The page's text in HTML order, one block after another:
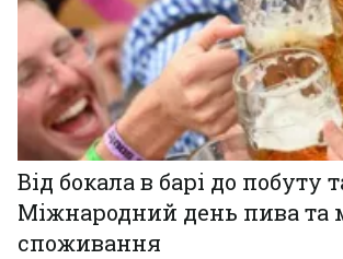
Від бокала в барі до побуту
Міжнародний день пива та
споживання